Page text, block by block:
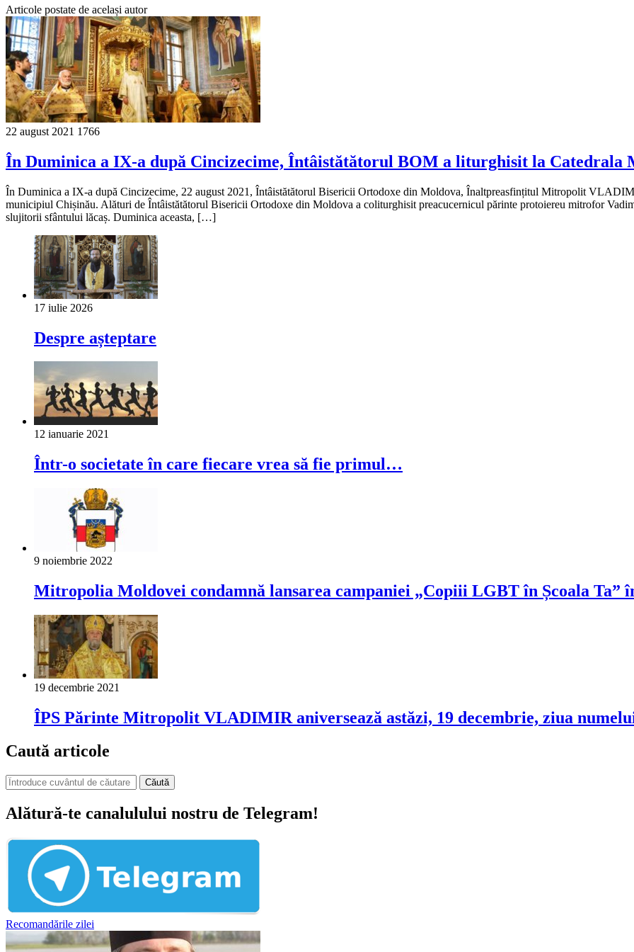
Articole postate de același autor
22 august 2021 1766
În Duminica a IX-a după Cincizecime, Întâistătătorul BOM a liturghisit la Catedrala
În Duminica a IX-a după Cincizecime, 22 august 2021, Întâistătătorul Bisericii Ortodoxe din Moldova, Înaltpreasfințitul Mitropolit
municipiul Chișinău. Alături de Întâistătătorul Bisericii Ortodoxe din Moldova a coliturghisit preacucernicul părinte protoiereu mitrofor
slujitorii sfântului lăcaș. Duminica aceasta, […]
17 iulie 2026
Despre așteptare
12 ianuarie 2021
Într-o societate în care fiecare vrea să fie primul…
9 noiembrie 2022
Mitropolia Moldovei condamnă lansarea campaniei „Copiii LGBT în Școala Ta”
19 decembrie 2021
ÎPS Părinte Mitropolit VLADIMIR aniversează astăzi, 19 decembrie, ziua
Caută articole
Căută
Alătură-te canalulului nostru de Telegram!
Recomandările zilei